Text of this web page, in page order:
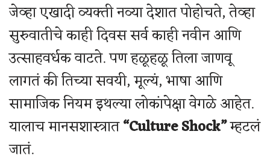
जेव्हा एखादी व्यक्ती नव्या देशात पोहोचते, तेव्हा
सुरुवातीचे काही दिवस सर्व काही नवीन आणि
उत्साहवर्धक वाटते. पण हळूहळू तिला जाणवू
लागतं की तिच्या सवयी, मूल्यं, भाषा आणि
सामाजिक नियम इथल्या लोकांपेक्षा वेगळे आहेत.
यालाच मानसशास्त्रात“Culture Shock”म्हटलं
जातं.